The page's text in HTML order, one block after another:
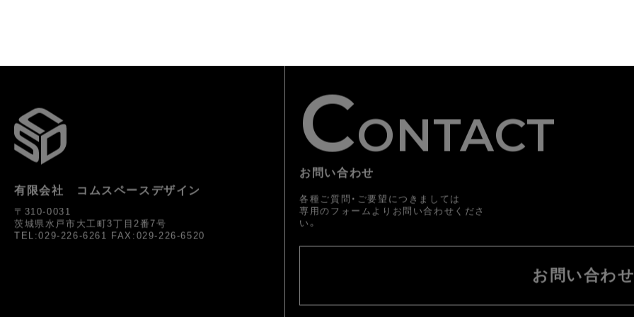
有限会社 コムスペースデザイン
〒310-0031
茨城県水戸市大工町3丁目2番7号
TEL:029-226-6261 FAX:029-226-6520
CONTACT
お問い合わせ
各種ご質問・ご要望につきましては
専用のフォームよりお問い合わせくださ
い。
お問い合わ